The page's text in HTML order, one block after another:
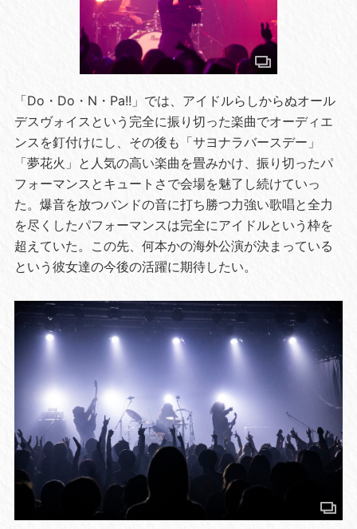
「Do・Do・N・Pa!!」では、アイドルらしからぬオール
デスヴォイスという完全に振り切った楽曲でオーディエ
ンスを釘付けにし、その後も「サヨナラバースデー」
「夢花火」と人気の高い楽曲を畳みかけ、振り切ったパ
フォーマンスとキュートさで会場を魅了し続けていっ
た。爆音を放つバンドの音に打ち勝つ力強い歌唱と全力
を尽くしたパフォーマンスは完全にアイドルという枠を
超えていた。この先、何本かの海外公演が決まっている
という彼女達の今後の活躍に期待したい。